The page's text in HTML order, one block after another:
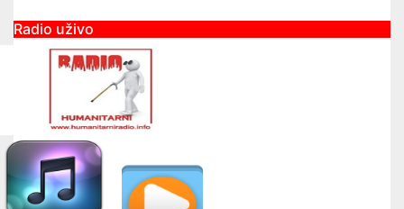
Radio uživo